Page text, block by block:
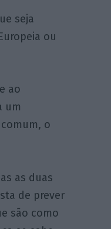
seja
ou
ao
um
o
as duas
de prever
são como